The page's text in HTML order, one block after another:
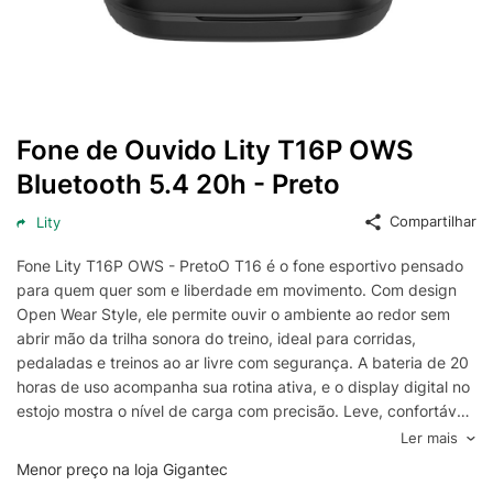
Fone de Ouvido Lity T16P OWS
Bluetooth 5.4 20h - Preto
Lity Compartilhar
Fone Lity T16P OWS - PretoO T16 é o fone esportivo pensado
para quem quer som e liberdade em movimento. Com design
Open Wear Style, ele permite ouvir o ambiente ao redor sem
abrir mão da trilha sonora do treino, ideal para corridas,
pedaladas e treinos ao ar livre com segurança. A bateria de 20
horas de uso acompanha sua rotina ativa, e o display digital no
estojo mostra o nível de carga com precisão. Leve, confortável
incomodar.
Ler mais
Menor preço na loja Gigantec